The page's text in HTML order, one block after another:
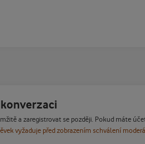
a zaregistrovat se později. Pokud máte
vyžaduje před zobrazením schválení